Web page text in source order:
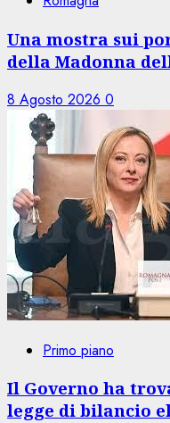
Una mostra sui
della Madonna
8 Agosto 2026 0
Primo piano
Il Governo ha
legge di bilancio